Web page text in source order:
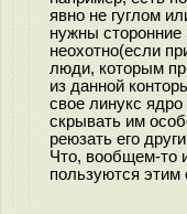
явно не гуглом
нужны сторонние
неохотно(если
люди, которым
из данной
свое линукс ядро
скрывать им
реюзать его
Что, вообщем-то
пользуются этим